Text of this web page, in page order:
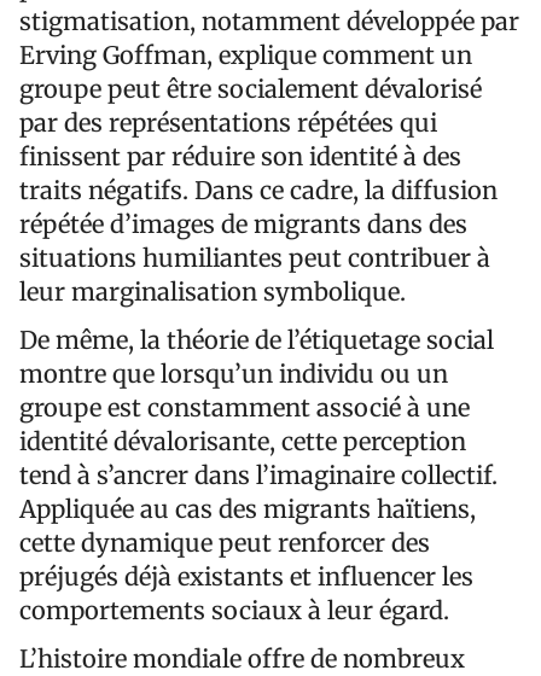
stigmatisation, notamment développée par
Erving Goffman, explique comment un
groupe peut être socialement dévalorisé
par des représentations répétées qui
finissent par réduire son identité à des
traits négatifs. Dans ce cadre, la diffusion
répétée d’images de migrants dans des
situations humiliantes peut contribuer à
leur marginalisation symbolique.
De même, la théorie de l’étiquetage social
montre que lorsqu’un individu ou un
groupe est constamment associé à une
identité dévalorisante, cette perception
tend à s’ancrer dans l’imaginaire collectif.
Appliquée au cas des migrants haïtiens,
cette dynamique peut renforcer des
préjugés déjà existants et influencer les
comportements sociaux à leur égard.
L’histoire mondiale offre de nombreux